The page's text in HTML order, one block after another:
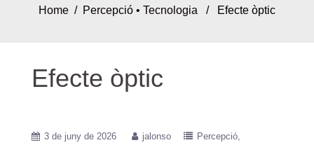
Home / Percepció • Tecnologia / Efecte òptic
Efecte òptic
3 de juny de 2026 jalonso
Percepció